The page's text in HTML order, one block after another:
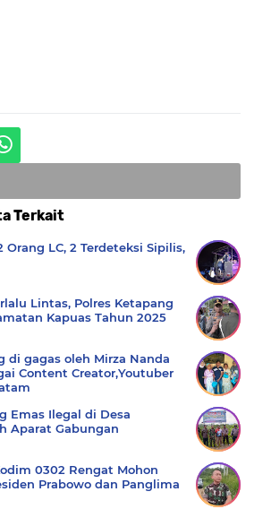
Terkait
LC, 2 Terdeteksi Sipilis,
Lintas, Polres Ketapang
Kapuas Tahun 2025
di gagas oleh Mirza Nanda
Content Creator,Youtuber
Emas Ilegal di Desa
Aparat Gabungan
0302 Rengat Mohon
Prabowo dan Panglima